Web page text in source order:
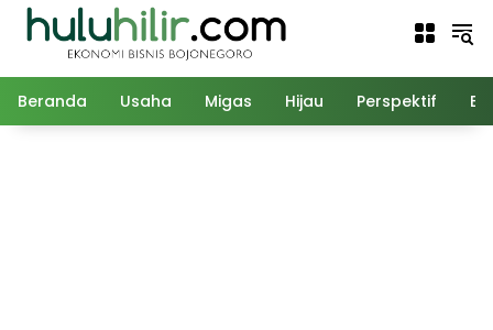
Langsung
Beranda Usaha Migas Hijau Perspektif